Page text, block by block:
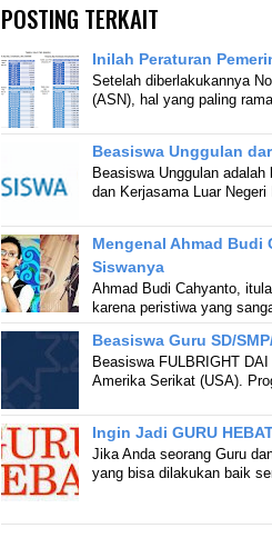
POSTING TERKAIT
Inilah Peraturan
Setelah diberlakukannya
(ASN), hal yang paling
Beasiswa Unggulan
Beasiswa Unggulan
dan Kerjasama Luar
Mengenal Ahmad Budi
Siswanya
Ahmad Budi Cahyanto,
karena peristiwa yang
Beasiswa Guru SD/
Beasiswa FULBRIGHT
Amerika Serikat (USA).
Ingin Jadi GURU
Jika Anda seorang Guru
yang bisa dilakukan baik